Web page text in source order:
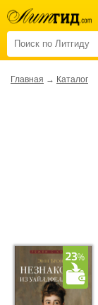
Главная → Каталог